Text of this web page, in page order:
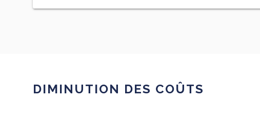
DIMINUTION DES COÛTS